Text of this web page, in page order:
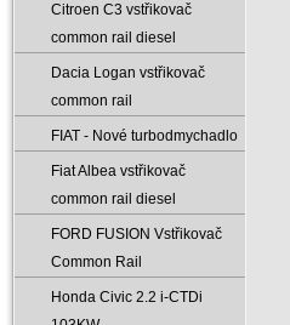
Citroen C3 vstřikovač
common rail diesel
Dacia Logan vstřikovač
common rail
FIAT - Nové turbodmychadlo
Fiat Albea vstřikovač
common rail diesel
FORD FUSION Vstřikovač
Common Rail
Honda Civic 2.2 i-CTDi